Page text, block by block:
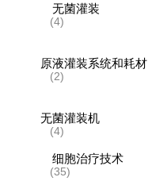
无菌灌装
(4)
原液灌装系统和耗材
(2)
无菌灌装机
(4)
细胞治疗技术
(35)